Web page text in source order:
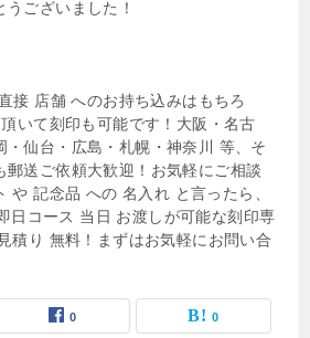
ございました！
接 店舗 へのお持ち込みはもちろ
いて刻印も可能です！大阪・名古
・仙台・広島・札幌・神奈川 等、そ
郵送ご依頼大歓迎！お気軽にご相談
や 記念品 への 名入れ と言ったら、
日コース 当日 お渡しが可能な刻印専
積り 無料！まずはお気軽にお問い合
0 0